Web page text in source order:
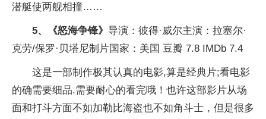
潜艇使两舰相撞……
5、《怒海争锋》 导演：彼得·威尔主演：拉塞尔·
克劳/保罗·贝塔尼制片国家：美国 豆瓣 7.8 IMDb 7.4
这是一部制作极其认真的电影,算是经典片;看电影
的确需要细品.需要耐心的看完哦！也许这部影片从场
面和打斗方面不如加勒比海盗也不如角斗士，但是很多